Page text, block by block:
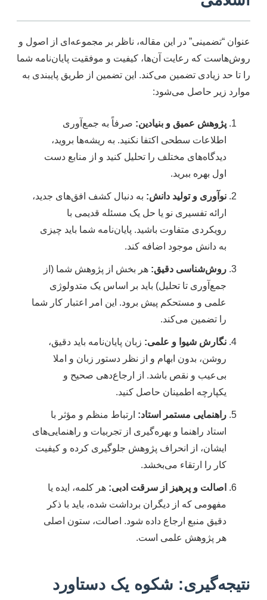
عنوان “تضمینی” در این مقاله، ناظر بر مجموعه‌ای از اصول و
روش‌هاست که رعایت آن‌ها، کیفیت و موفقیت پایان‌نامه شما
را تا حد زیادی تضمین می‌کند. این تضمین از طریق پایبندی به
موارد زیر حاصل می‌شود:
پژوهش عمیق و بنیادین: صرفاً به جمع‌آوری
اطلاعات سطحی اکتفا نکنید. به ریشه‌ها بروید،
دیدگاه‌های مختلف را تحلیل کنید و از منابع دست
اول بهره ببرید.
نوآوری و تولید دانش: به دنبال کشف افق‌های جدید،
ارائه تفسیری نو یا حل یک مسئله قدیمی با
رویکردی متفاوت باشید. پایان‌نامه شما باید چیزی
به دانش موجود اضافه کند.
روش‌شناسی دقیق: هر بخش از پژوهش شما (از
جمع‌آوری تا تحلیل) باید بر اساس یک متدولوژی
علمی و مستحکم پیش برود. این امر اعتبار کار شما
را تضمین می‌کند.
نگارش شیوا و علمی: زبان پایان‌نامه باید دقیق،
روشن، بدون ابهام و از نظر دستور زبان و املا
بی‌عیب و نقص باشد. از ارجاع‌دهی صحیح و
یکپارچه اطمینان حاصل کنید.
راهنمایی مستمر استاد: ارتباط منظم و مؤثر با
استاد راهنما و بهره‌گیری از تجربیات و راهنمایی‌های
ایشان، از انحراف پژوهش جلوگیری کرده و کیفیت
کار را ارتقاء می‌بخشد.
اصالت و پرهیز از سرقت ادبی: هر کلمه، ایده یا
مفهومی که از دیگران برداشت شده، باید با ذکر
دقیق منبع ارجاع داده شود. اصالت، ستون اصلی
هر پژوهش علمی است.
نتیجه‌گیری: شکوه یک دستاورد